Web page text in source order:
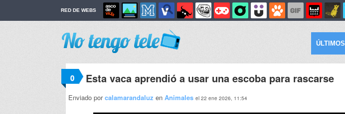
RED DE WEBS
ÚLTIMOS
0 Esta vaca aprendió a usar una escoba para rascarse
Enviado porcalamarandaluz en Animales el 22 ene 2026, 11:54